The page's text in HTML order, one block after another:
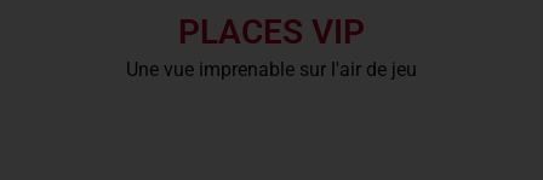
PLACES VIP
Une vue imprenable sur l'air de jeu